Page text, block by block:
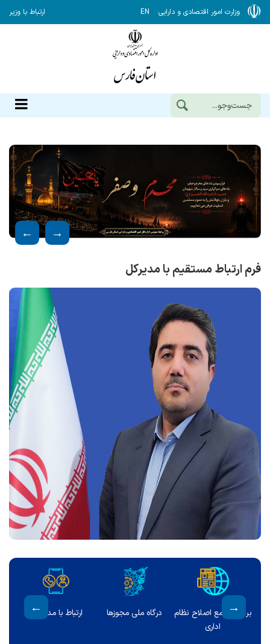
وزارت امور اقتصادی و دارایی EN ارتباط با وزیر
فرم ارتباط مستقیم با مدیرکل
برنامه جامع اصلاح نظام
اداری
درگاه ملی مجوزها ارتباط با مدیر کل